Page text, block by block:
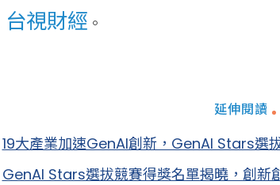
台視財經 。
延伸閱讀
19大產業加速GenAI創新，GenAI Stars選
GenAI Stars選拔競賽得獎名單揭曉，創新